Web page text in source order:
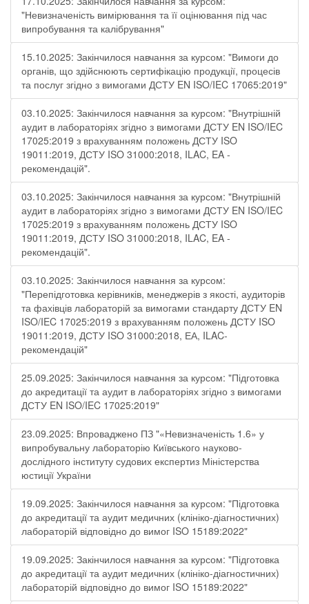
"Невизначеність вимірювання та її оцінювання під час
випробування та калібрування"
15.10.2025: Закінчилося навчання за курсом: "Вимоги до
органів, що здійснюють сертифікацію продукції, процесів
та послуг згідно з вимогами ДСТУ EN ISO/IEC 17065:2019"
03.10.2025: Закінчилося навчання за курсом: "Внутрішній
аудит в лабораторіях згідно з вимогами ДСТУ EN ISO/IEC
17025:2019 з врахуванням положень ДСТУ ISO
19011:2019, ДСТУ ISO 31000:2018, ILAC, EA -
рекомендацій".
03.10.2025: Закінчилося навчання за курсом: "Внутрішній
аудит в лабораторіях згідно з вимогами ДСТУ EN ISO/IEC
17025:2019 з врахуванням положень ДСТУ ISO
19011:2019, ДСТУ ISO 31000:2018, ILAC, EA -
рекомендацій".
03.10.2025: Закінчилося навчання за курсом:
"Перепідготовка керівників, менеджерів з якості, аудиторів
та фахівців лабораторій за вимогами стандарту ДСТУ EN
ISO/IEC 17025:2019 з врахуванням положень ДСТУ ISO
19011:2019, ДСТУ ISO 31000:2018, ЕА, ILAC-
рекомендацій"
25.09.2025: Закінчилося навчання за курсом: "Підготовка
до акредитації та аудит в лабораторіях згідно з вимогами
ДСТУ EN ISO/IEC 17025:2019"
23.09.2025: Впроваджено ПЗ "«Невизначеність 1.6» у
випробувальну лабораторію Київського науково-
дослідного інституту судових експертиз Міністерства
юстиції України
19.09.2025: Закінчилося навчання за курсом: "Підготовка
до акредитації та аудит медичних (клініко-діагностичних)
лабораторій відповідно до вимог ISO 15189:2022"
19.09.2025: Закінчилося навчання за курсом: "Підготовка
до акредитації та аудит медичних (клініко-діагностичних)
лабораторій відповідно до вимог ISO 15189:2022"